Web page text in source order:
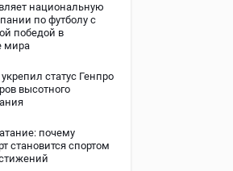
национальную
по футболу с
победой в
мира
статус Генпро
высотного
почему
становится спортом